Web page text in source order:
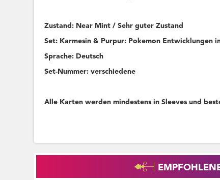
Zustand: Near Mint / Sehr guter Zustand
Set: Karmesin & Purpur: Pokemon Entwicklungen
Sprache: Deutsch
Set-Nummer: verschiedene
Alle Karten werden mindestens in Sleeves und